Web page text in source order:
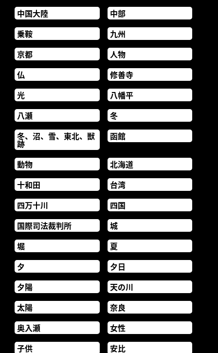
中国大陸
中部
乗鞍
九州
京都
人物
仏
修善寺
光
八幡平
八瀬
冬
冬、沼、雪、東北、獣
跡
函館
動物
北海道
十和田
台湾
四万十川
四国
国際司法裁判所
城
堀
夏
夕
夕日
夕陽
天の川
太陽
奈良
奥入瀬
女性
子供
安比